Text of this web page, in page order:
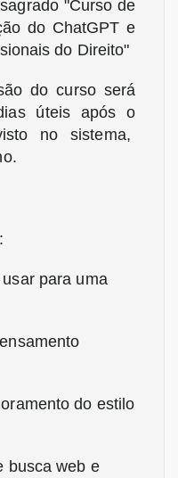
"Curso de
do ChatGPT e
do Direito"
do curso será
úteis após o
no sistema,
para uma
do estilo
busca web e